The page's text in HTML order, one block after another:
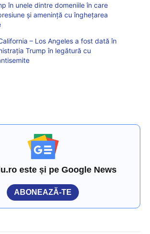
în unele dintre domeniile în care
și amenință cu înghețarea
– Los Angeles a fost dată în
Trump în legătură cu
este și pe Google News
ABONEAZĂ-TE